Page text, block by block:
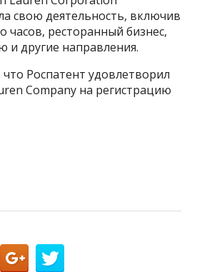
свою деятельность, включив
часов, ресторанный бизнес,
и другие направления.
Роспатент удовлетворил
Company на регистрацию